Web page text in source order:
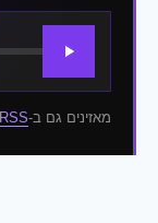
מאזינים גם ב-RSS